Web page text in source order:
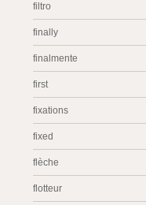
filtro
finally
finalmente
first
fixations
fixed
flèche
flotteur